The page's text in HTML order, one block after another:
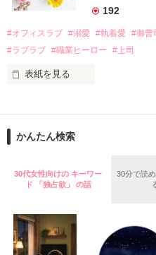
夏木美桜(なつきみお)
鳴海哲平 (なるみてっぺい)
2026.6.5～2026.7.25
＊以前、公開していた話の改稿
なぜか恭司から飼い猫の世話
の関係となってしまい――？
192
#オフィスラブ #溺愛 #執着愛 #御曹
#ラブラブ #職業ヒーロー #上司
表紙を見る
ションの企画戦略室で働いて
めた、同期で恋人の石垣守（
いた。
守と由羅から『便利屋雛子』
た上、同居まで提案してきて──
鷹哉『宜しくな、俺の雛子』🦅
かんたん検索
30代女性向けの キーワー
ド 「独占欲」 の話
30分で読